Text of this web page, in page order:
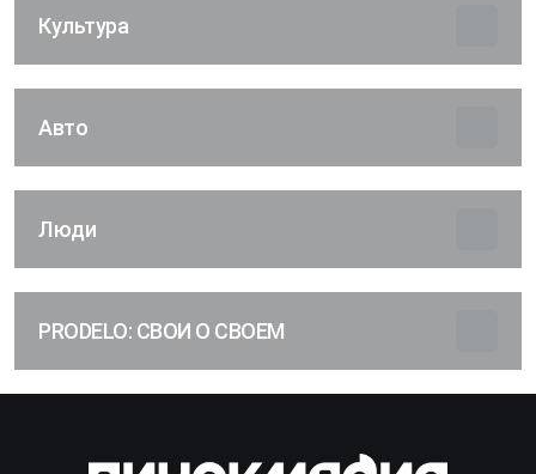
Культура
Авто
Люди
PRODELO: СВОИ О СВОЕМ